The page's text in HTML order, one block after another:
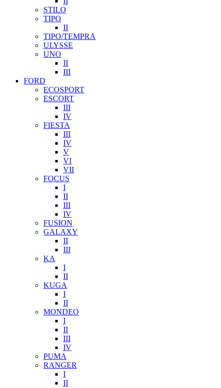
STILO
TIPO
II
TIPO/TEMPRA
ULYSSE
UNO
II
III
FORD
ECOSPORT
ESCORT
III
IV
FIESTA
III
IV
V
VI
VII
FOCUS
I
II
III
IV
FUSION
GALAXY
II
III
KA
I
II
KUGA
I
II
MONDEO
I
II
III
IV
PUMA
RANGER
I
II